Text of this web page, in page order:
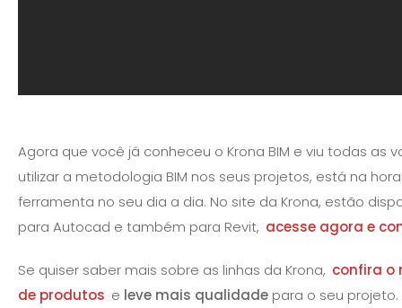
Agora que você já conheceu o Krona BIM e viu todas as
utilizar a metodologia BIM nos seus projetos, está na
ferramenta no seu dia a dia. No site da Krona, estão
para Autocad e também para Revit, acesse agora e
Se quiser saber mais sobre as linhas da Krona, confira o
de produtos e leve mais qualidade para o seu projeto.